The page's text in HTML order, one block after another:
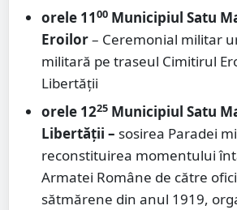
orele 1100 Municipiul Satu
Eroilor– Ceremonial militar
militară pe traseul Cimitirul
Libertății
orele 1225 Municipiul Satu
Libertății – sosirea Paradei
reconstituirea momentului
Armatei Române de către
sătmărene din anul 1919,